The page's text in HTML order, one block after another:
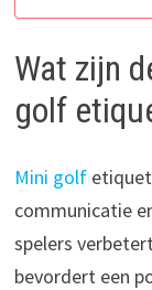
Wat zijn
golf
Mini golf
communicatie
spelers
bevordert een